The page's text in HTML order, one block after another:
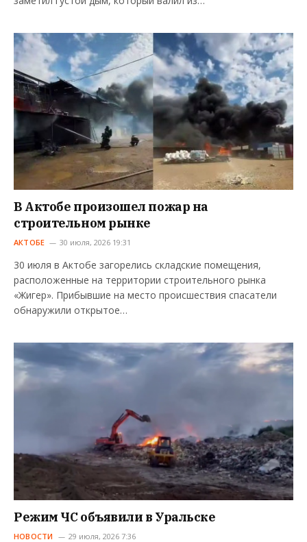
В Актобе произошел пожар на
строительном рынке
АКТОБЕ 30 июля, 2026 19:31
30 июля в Актобе загорелись складские помещения,
расположенные на территории строительного рынка
«Жигер». Прибывшие на место происшествия спасатели
обнаружили открытое…
Режим ЧС объявили в Уральске
НОВОСТИ 29 июля, 2026 7:36